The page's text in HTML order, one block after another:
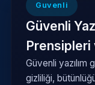
Guvenli
Güvenli
Prensipleri
Güvenli yazılım
gizliliği,